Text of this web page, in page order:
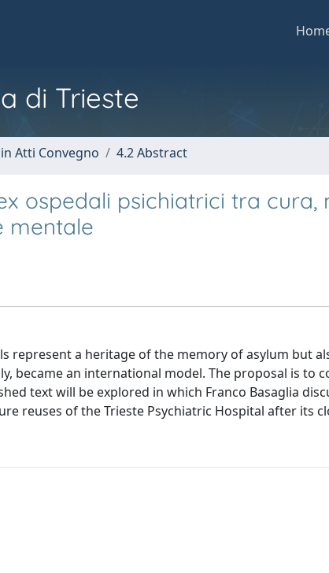
di Trieste
Atti Convegno 4.2 Abstract
ospedali psichiatrici tra cura,
mentale
represent a heritage of the memory of asylum but
became an international model. The proposal is to
text will be explored in which Franco Basaglia
reuses of the Trieste Psychiatric Hospital after its